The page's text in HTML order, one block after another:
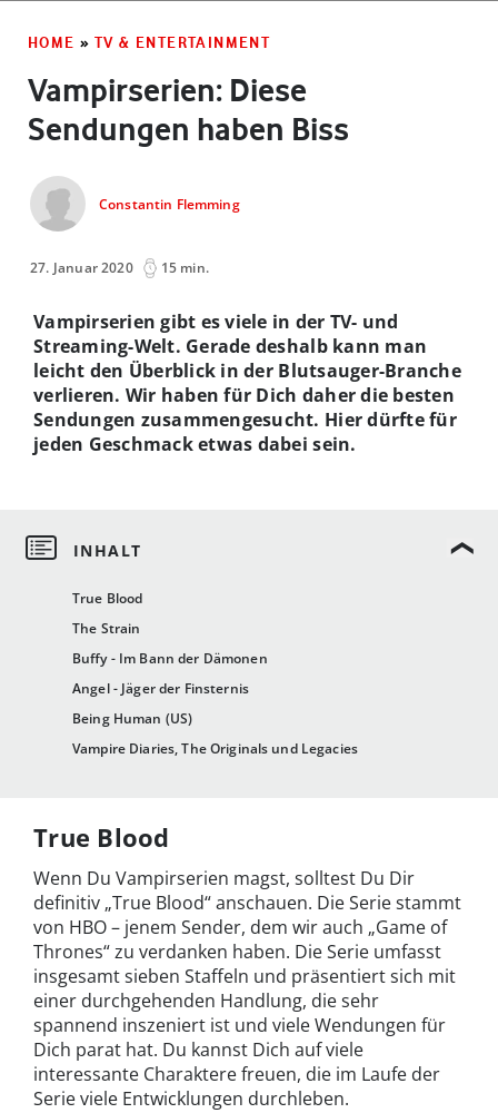
HOME » TV & ENTERTAINMENT
Vampirserien: Diese
Sendungen haben Biss
Constantin Flemming
27. Januar 2020 15 min.
True Blood
The Strain
Buffy - Im Bann der Dämonen
Angel - Jäger der Finsternis
Being Human (US)
Vampire Diaries, The Originals und Legacies
Vampirserien gibt es viele in der TV- und
Streaming-Welt. Gerade deshalb kann man
leicht den Überblick in der Blutsauger-Branche
verlieren. Wir haben für Dich daher die besten
Sendungen zusammengesucht. Hier dürfte für
jeden Geschmack etwas dabei sein.
True Blood
Wenn Du Vampirserien magst, solltest Du Dir
definitiv „True Blood“ anschauen. Die Serie stammt
von HBO – jenem Sender, dem wir auch „Game of
Thrones“ zu verdanken haben. Die Serie umfasst
insgesamt sieben Staffeln und präsentiert sich mit
einer durchgehenden Handlung, die sehr
spannend inszeniert ist und viele Wendungen für
Dich parat hat. Du kannst Dich auf viele
interessante Charaktere freuen, die im Laufe der
Serie viele Entwicklungen durchleben.